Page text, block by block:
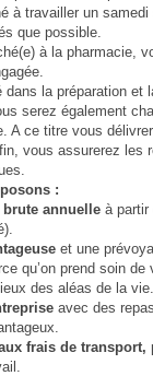
à travailler un samedi
que possible.
à la pharmacie,
dans la préparation et
serez également
A ce titre vous
vous assurerez les
:
annuelle à partir
et une
qu’on prend soin de
des aléas de la vie.
avec des
frais de transport,